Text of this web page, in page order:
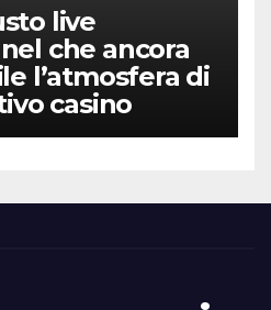
live
che ancora
l’atmosfera di
casino